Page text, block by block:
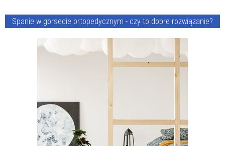
Spanie w gorsecie ortopedycznym - czy to dobre rozwiązanie?